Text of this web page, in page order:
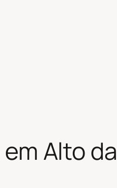
Alto